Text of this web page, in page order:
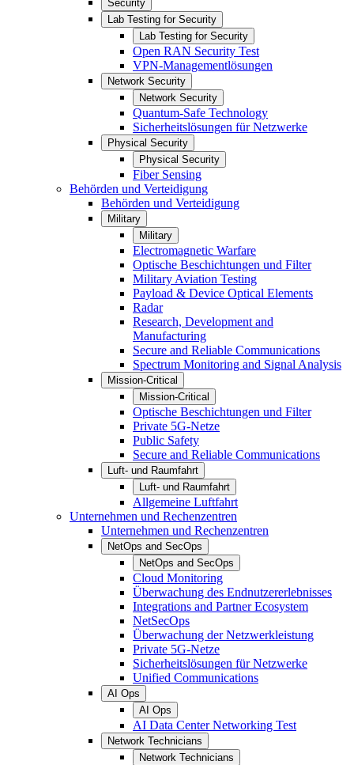
Security
Lab Testing for Security
Lab Testing for Security
Open RAN Security Test
VPN-Managementlösungen
Network Security
Network Security
Quantum-Safe Technology
Sicherheitslösungen für Netzwerke
Physical Security
Physical Security
Fiber Sensing
Behörden und Verteidigung
Behörden und Verteidigung
Military
Military
Electromagnetic Warfare
Optische Beschichtungen und Filter
Military Aviation Testing
Payload & Device Optical Elements
Radar
Research, Development and
Manufacturing
Secure and Reliable Communications
Spectrum Monitoring and Signal Analysis
Mission-Critical
Mission-Critical
Optische Beschichtungen und Filter
Private 5G-Netze
Public Safety
Secure and Reliable Communications
Luft- und Raumfahrt
Luft- und Raumfahrt
Allgemeine Luftfahrt
Unternehmen und Rechenzentren
Unternehmen und Rechenzentren
NetOps and SecOps
NetOps and SecOps
Cloud Monitoring
Überwachung des Endnutzererlebnisses
Integrations and Partner Ecosystem
NetSecOps
Überwachung der Netzwerkleistung
Private 5G-Netze
Sicherheitslösungen für Netzwerke
Unified Communications
AI Ops
AI Ops
AI Data Center Networking Test
Network Technicians
Network Technicians